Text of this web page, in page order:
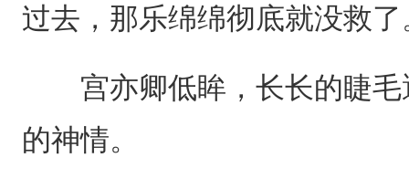
过去，那乐绵绵彻底就没救了
宫亦卿低眸，长长的睫毛
的神情。